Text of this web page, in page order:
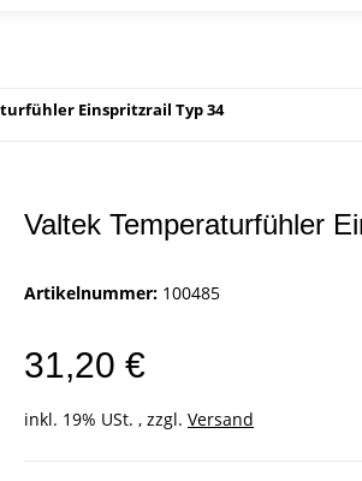
Einspritzrail Typ 34
Valtek Temperaturfühler
Artikelnummer: 100485
31,20 €
inkl. 19% USt. , zzgl. Versand